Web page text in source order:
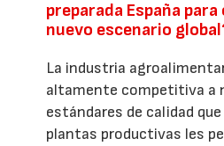
preparada España
nuevo escenario
La industria
altamente competitiva a
estándares de calidad
plantas productivas les